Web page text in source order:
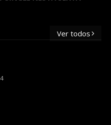
Ver todos